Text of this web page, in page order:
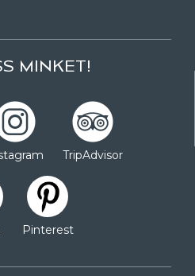
MINKET!
TripAdvisor
Pinterest